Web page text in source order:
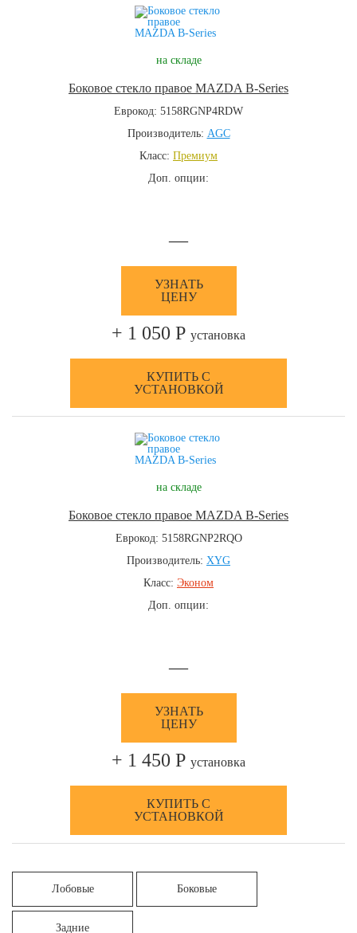
на складе
Боковое стекло правое MAZDA B-Series
Еврокод: 5158RGNP4RDW
Производитель: AGC
Класс: Премиум
Доп. опции:
—
УЗНАТЬ
ЦЕНУ
+ 1 050 Р установка
КУПИТЬ С
УСТАНОВКОЙ
на складе
Боковое стекло правое MAZDA B-Series
Еврокод: 5158RGNP2RQO
Производитель: XYG
Класс: Эконом
Доп. опции:
—
УЗНАТЬ
ЦЕНУ
+ 1 450 Р установка
КУПИТЬ С
УСТАНОВКОЙ
Лобовые Боковые
Задние